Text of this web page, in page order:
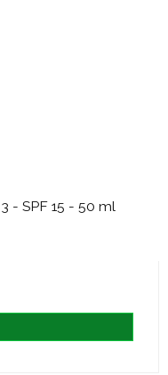
- SPF 15 - 50 ml